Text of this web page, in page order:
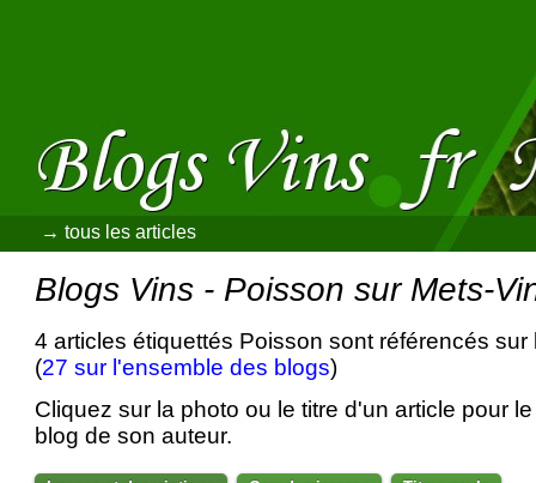
→ tous les articles
Blogs Vins - Poisson sur Mets-
4 articles étiquettés Poisson sont référencés
(27 sur l'ensemble des blogs)
Cliquez sur la photo ou le titre d'un article pour
blog de son auteur.